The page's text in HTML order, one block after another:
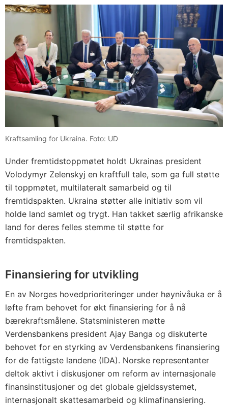
Kraftsamling for Ukraina. Foto: UD
Under fremtidstoppmøtet holdt Ukrainas president
Volodymyr Zelenskyj en kraftfull tale, som ga full støtte
til toppmøtet, multilateralt samarbeid og til
fremtidspakten. Ukraina støtter alle initiativ som vil
holde land samlet og trygt. Han takket særlig afrikanske
land for deres felles stemme til støtte for
fremtidspakten.
Finansiering for utvikling
En av Norges hovedprioriteringer under høynivåuka er å
løfte fram behovet for økt finansiering for å nå
bærekraftsmålene. Statsministeren møtte
Verdensbankens president Ajay Banga og diskuterte
behovet for en styrking av Verdensbankens finansiering
for de fattigste landene (IDA). Norske representanter
deltok aktivt i diskusjoner om reform av internasjonale
finansinstitusjoner og det globale gjeldssystemet,
internasjonalt skattesamarbeid og klimafinansiering.